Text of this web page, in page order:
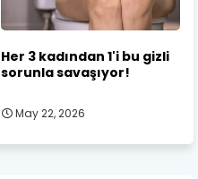
Her 3 kadından 1'i bu gizli
sorunla savaşıyor!
May 22, 2026